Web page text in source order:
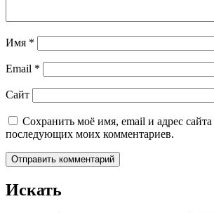
Имя *
Email *
Сайт
Сохранить моё имя, email и адрес сайта
последующих моих комментариев.
Искать